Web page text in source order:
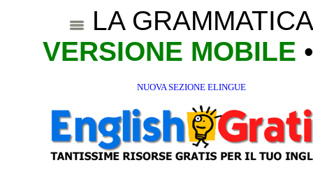
LA
VERSIONE MOBILE
NUOVA SEZIONE ELINGUE